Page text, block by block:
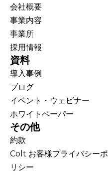
会社概要
事業内容
事業所
採用情報
資料
導入事例
ブログ
イベント・ウェビナー
ホワイトペーパー
その他
約款
Colt お客様プライバシーポ
リシー